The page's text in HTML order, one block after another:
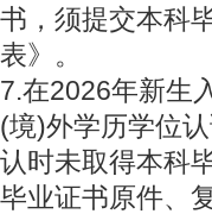
书，须提交本科
表》。
7.在2026年新生
(境)外学历学位
认时未取得本科
毕业证书原件、